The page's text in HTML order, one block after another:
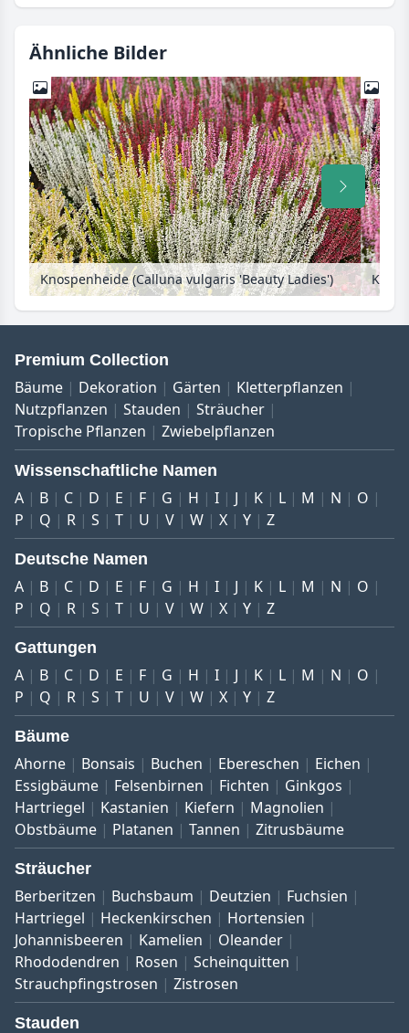
Ähnliche Bilder
Knospenheide (Calluna vulgaris 'Beauty Ladies')
Premium Collection
Bäume Dekoration Gärten
Kletterpflanzen
Nutzpflanzen
Stauden
Sträucher
Tropische Pflanzen
Zwiebelpflanzen
Wissenschaftliche Namen
A B C D E F G H I J K L M N
O
P
Q R S T U V W X Y Z
Deutsche Namen
A B C D E F G H I J K L M N
O
P
Q R S T U V W X Y Z
Gattungen
A B C D E F G H I J K L M N
O
P
Q R S T U V W X Y Z
Bäume
Ahorne Bonsais Buchen Ebereschen
Eichen
Essigbäume
Felsenbirnen Fichten
Ginkgos
Hartriegel
Kastanien Kiefern
Magnolien
Obstbäume
Platanen Tannen Zitrusbäume
Sträucher
Berberitzen Buchsbaum Deutzien
Fuchsien
Hartriegel
Heckenkirschen
Hortensien
Johannisbeeren
Kamelien
Oleander
Rhododendren
Rosen
Scheinquitten
Strauchpfingstrosen
Zistrosen
Stauden